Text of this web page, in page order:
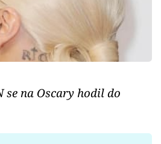
se na Oscary hodil do